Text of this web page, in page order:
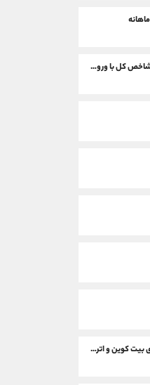
بورس 9 تیر 1405؛ رشد 68 هزار واحدی شاخص کل با ورود 3 همت پول حقیقی
ورود 169 میلیون دلار سرمایه به ETF های بیت کوین و اتریوم